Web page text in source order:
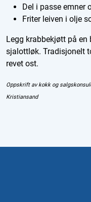
Del i passe emner
Friter leiven i olje
Legg krabbekjøtt på
sjalottløk. Tradisjonelt
revet ost.
Oppskrift av kokk og
Kristiansand